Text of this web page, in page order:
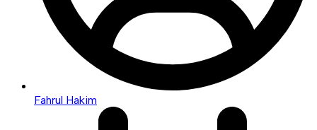
Fahrul Hakim